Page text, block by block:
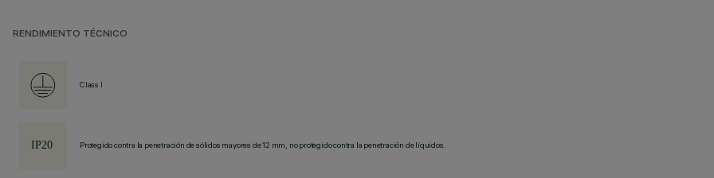
RENDIMIENTO TÉCNICO
Class I
Protegido contra la penetración de sólidos mayores de 12 mm, no protegido contra la penetración de líquidos.